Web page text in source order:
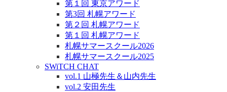
第１回 東京アワード
第3回 札幌アワード
第２回 札幌アワード
第１回 札幌アワード
札幌サマースクール2026
札幌サマースクール2025
SWiTCH CHAT
vol.1 山極先生＆山内先生
vol.2 安田先生